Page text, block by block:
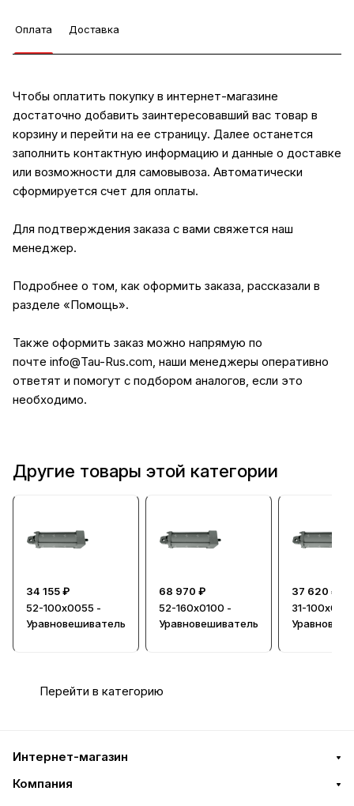
Оплата Доставка
Чтобы оплатить покупку в интернет-магазине
достаточно добавить заинтересовавший вас товар в
корзину и перейти на ее страницу. Далее останется
заполнить контактную информацию и данные о доставке
или возможности для самовывоза. Автоматически
сформируется счет для оплаты.
Для подтверждения заказа с вами свяжется наш
менеджер.
Подробнее о том, как оформить заказа, рассказали в
разделе «Помощь».
Также оформить заказ можно напрямую по
почте info@Tau-Rus.com, наши менеджеры оперативно
ответят и помогут с подбором аналогов, если это
необходимо.
Другие товары этой категории
34 155 ₽
52-100х0055 -
Уравновешиватель
68 970 ₽
52-160х0100 -
Уравновешиватель
37 620 ₽
31-
Перейти в категорию
Интернет-магазин
Компания